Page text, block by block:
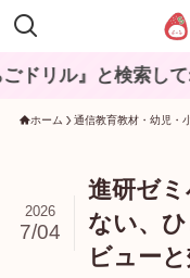
ホーム 通信教育教材・幼児・
進研ゼ
ない、
ビュー
2026
7/04